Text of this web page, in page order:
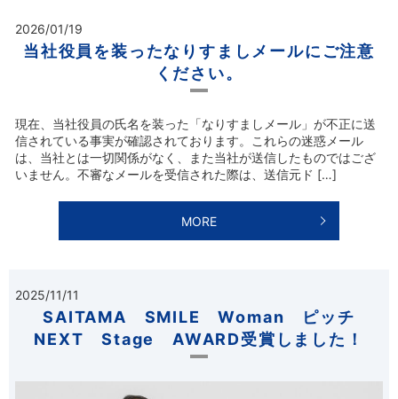
2026/01/19
当社役員を装ったなりすましメールにご注意
ください。
現在、当社役員の氏名を装った「なりすましメール」が不正に送
信されている事実が確認されております。これらの迷惑メール
は、当社とは一切関係がなく、また当社が送信したものではござ
いません。不審なメールを受信された際は、送信元ド […]
MORE
2025/11/11
SAITAMA SMILE Woman ピッチ
NEXT Stage AWARD受賞しました！